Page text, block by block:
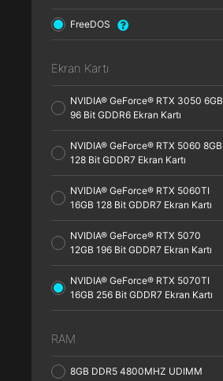
FreeDOS
Ekran Kartı
NVIDIA® GeForce® RTX 3050 6GB
96 Bit GDDR6 Ekran Kartı
NVIDIA® GeForce® RTX 5060 8GB
128 Bit GDDR7 Ekran Kartı
NVIDIA® GeForce® RTX 5060TI
16GB 128 Bit GDDR7 Ekran Kartı
NVIDIA® GeForce® RTX 5070
12GB 196 Bit GDDR7 Ekran Kartı
NVIDIA® GeForce® RTX 5070TI
16GB 256 Bit GDDR7 Ekran Kartı
RAM
8GB DDR5 4800MHZ UDIMM